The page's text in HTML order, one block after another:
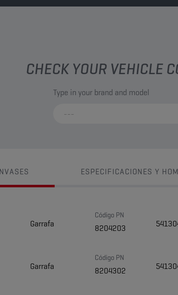
CHECK YOUR VEHICLE
Type in your brand and model
ESPECIFICACIONES Y
Garrafa
Código PN
8204203
Garrafa
Código PN
8204302